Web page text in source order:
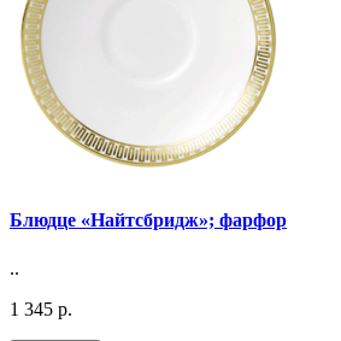
Блюдце «Найтсбридж»; фарфор
..
1 345 р.